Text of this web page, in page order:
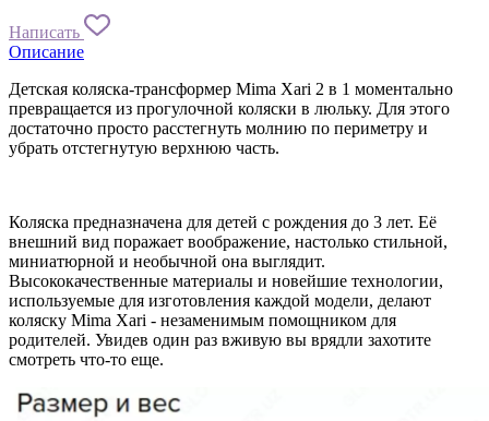
Написать
Описание
Детская коляска-трансформер Mima Xari 2 в 1 моментально
превращается из прогулочной коляски в люльку. Для этого
достаточно просто расстегнуть молнию по периметру и
убрать отстегнутую верхнюю часть.
Коляска предназначена для детей с рождения до 3 лет. Её
внешний вид поражает воображение, настолько стильной,
миниатюрной и необычной она выглядит.
Высококачественные материалы и новейшие технологии,
используемые для изготовления каждой модели, делают
коляску Mima Xari - незаменимым помощником для
родителей. Увидев один раз вживую вы врядли захотите
смотреть что-то еще.